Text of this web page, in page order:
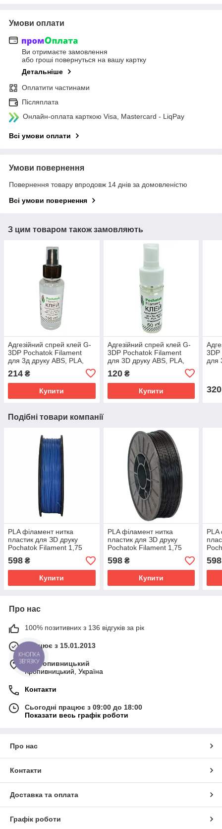
Умови оплати
Ви отримаєте замовлення
або гроші повернуться на вашу картку
Детальніше
Оплатити частинами
Післяплата
Онлайн-оплата карткою Visa, Mastercard - LiqPay
Всі умови оплати
Умови повернення
Повернення товару впродовж 14 днів за домовленістю
Всі умови повернення
З цим товаром також замовляють
Адгезійний спрей клей G-
3DP Pochatok Filament
для 3д друку ABS, PLA,
PETG пластиками 150ml
214 ₴
Купити
Адгезійний спрей клей G-
3DP Pochatok Filament
для 3D друку ABS, PLA,
120₴
Купити
3DP
для
320
Подібні товари компанії
PLA філамент нитка
пластик для ЗD друку
Pochatok Filament 1,75
мм. Темно-блакитний
598 ₴
Купити
PLA філамент нитка
пластик для ЗD друку
Pochatok Filament 1,75
мм. Чорний
глянсовий(Black)
598₴
Купити
PLA
мм.
598
Про нас
100% позитивних з 136 відгуків за рік
Працює з 15.01.2013
м. Кропивницький
Кропивницький, Україна
Контакти
Сьогодні працює з 09:00 до 18:00
Показати весь графік роботи
Про нас
Контакти
Доставка та оплата
Графік роботи
КНОПКА
ЗВ'ЯЗКУ